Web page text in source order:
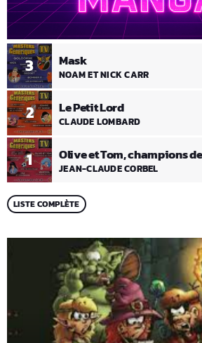
1 Olive et Tom, champions
JEAN-CLAUDE CORBEL
2 Le Petit Lord
CLAUDE LOMBARD
3 Mask
NOAM ET NICK CARR
LISTE COMPLÈTE